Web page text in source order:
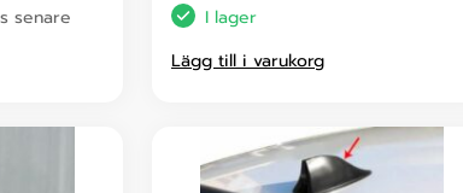
senare
I lager
Lägg till i varukorg